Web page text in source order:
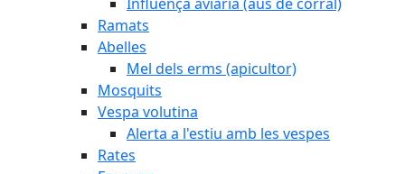
Ramats
Abelles
Mel dels erms (apicultor)
Mosquits
Vespa volutina
Alerta a l'estiu amb les vespes
Rates